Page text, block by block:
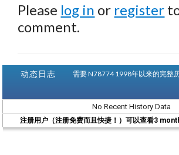
Please log in or register
comment.
动态日志 需要 N78774 1998年以来的完整
No Recent History Data
注册用户（注册免费而且快捷！）可以查看3